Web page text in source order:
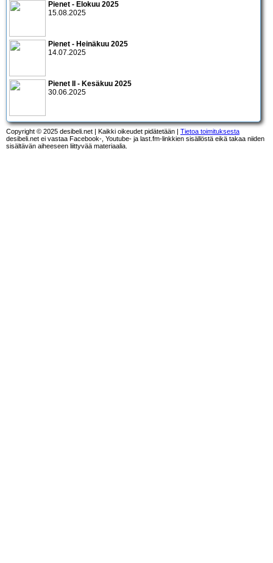
Pienet - Elokuu 2025
15.08.2025
Pienet - Heinäkuu 2025
14.07.2025
Pienet II - Kesäkuu 2025
30.06.2025
Copyright © 2025 desibeli.net | Kaikki oikeudet pidätetään | Tietoa toimituksesta
desibeli.net ei vastaa Facebook-, Youtube- ja last.fm-linkkien sisällöstä eikä takaa niiden
sisältävän aiheeseen liittyvää materiaalia.